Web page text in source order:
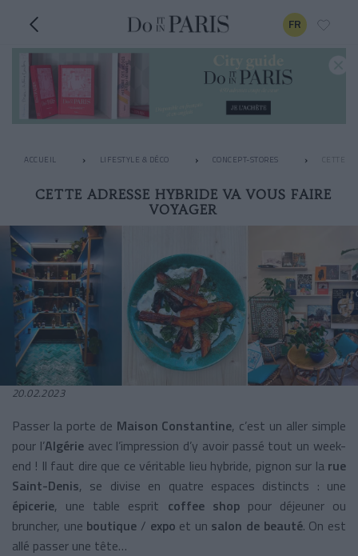
FR
ACCUEIL LIFESTYLE & DÉCO CONCEPT-STORES CETTE
CETTE ADRESSE HYBRIDE VA VOUS FAIRE
VOYAGER
20.02.2023
Passer la porte de Maison Constantine, c’est un aller simple
pour l’Algérieavec l’impression d’y avoir passé tout un week-
end ! Il faut dire que ce véritable lieu hybride, pignon sur la rue
Saint-Denis, se divise en quatre espaces distincts : une
épicerie, une table esprit coffee shoppour déjeuner ou
bruncher, une boutique / expo et un salon de beauté. On est
allé passer une tête…